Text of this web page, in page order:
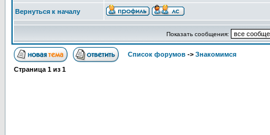
Вернуться к началу
Показать сообщения:
Список форумов -> Знакомимся
Страница 1 из 1